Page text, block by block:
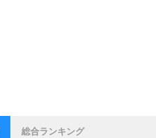
総合ランキング